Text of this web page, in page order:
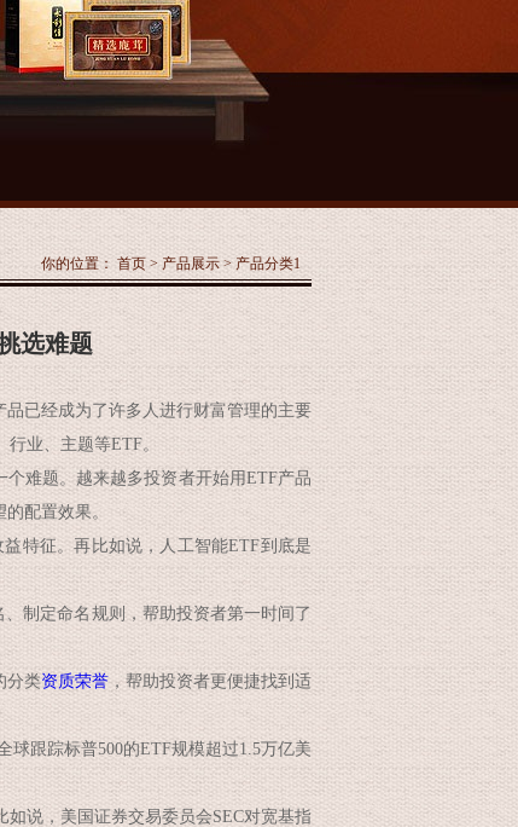
你的位置： 首页> 产品展示 > 产品分类1
选难题
已经成为了许多人进行财富管理的主要
行业、主题等ETF。
难题。越来越多投资者开始用ETF产品
配置效果。
特征。再比如说，人工智能ETF到底是
制定命名规则，帮助投资者第一时间了
分类资质荣誉，帮助投资者更便捷找到适
跟踪标普500的ETF规模超过1.5万亿美
说，美国证券交易委员会SEC对宽基指